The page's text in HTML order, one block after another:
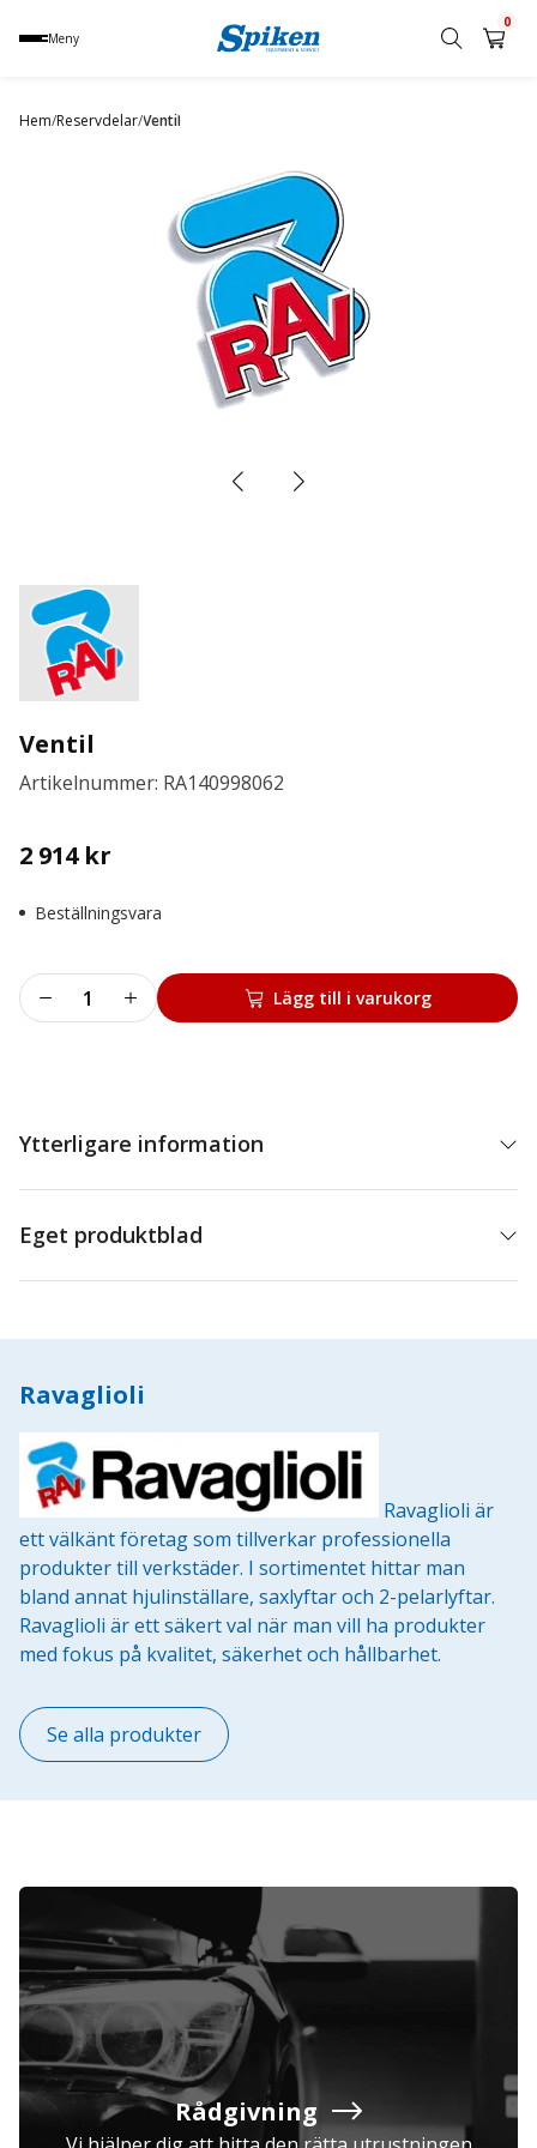
Meny
namn,
0
Hem/Reservdelar/Ventil
Ventil
Artikelnummer: RA140998062
2 914 kr
Beställningsvara
Ventil
mängd
Lägg till i varukorg
Ytterligare information
Eget produktblad
Ravaglioli
Ravaglioli är
ett välkänt företag som tillverkar professionella
produkter till verkstäder. I sortimentet hittar man
bland annat hjulinställare, saxlyftar och 2-pelarlyftar.
Ravaglioli är ett säkert val när man vill ha produkter
med fokus på kvalitet, säkerhet och hållbarhet.
Se alla produkter
Rådgivning